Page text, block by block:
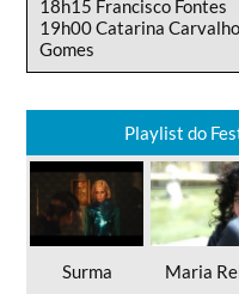
18h15 Francisco Fontes
19h00 Catarina Carvalho
Gomes
Playlist do
Surma Maria